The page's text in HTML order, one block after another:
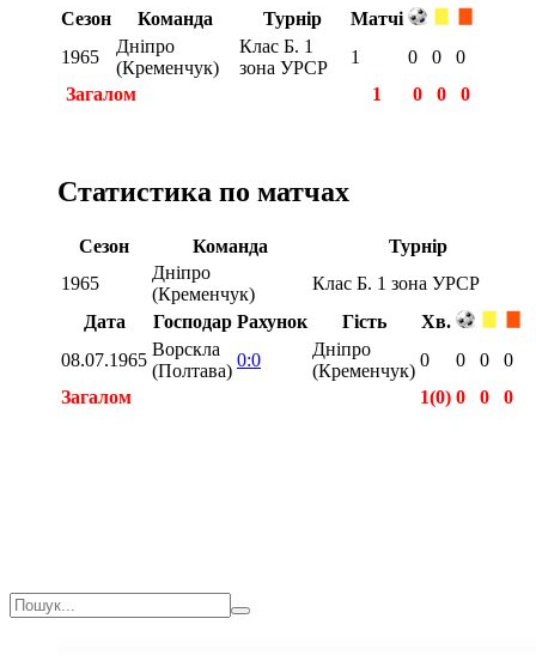
Сезон Команда Турнір
Матчі
1965
Дніпро
(Кременчук)
Клас Б. 1
зона УРСР
1 0 0
0
Загалом
1 0 0 0
Статистика по матчах
Сезон Команда
Турнір
1965
Дніпро
(Кременчук)
Клас Б. 1 зона УРСР
Дата
Господар Рахунок Гість
Хв.
08.07.1965
Ворскла
(Полтава)
0:0
Дніпро
(Кременчук)
0 0 0
0
Загалом
1(0) 0 0
0